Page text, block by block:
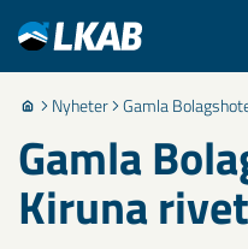
Nyheter Gamla
Gamla
Kiruna rivet